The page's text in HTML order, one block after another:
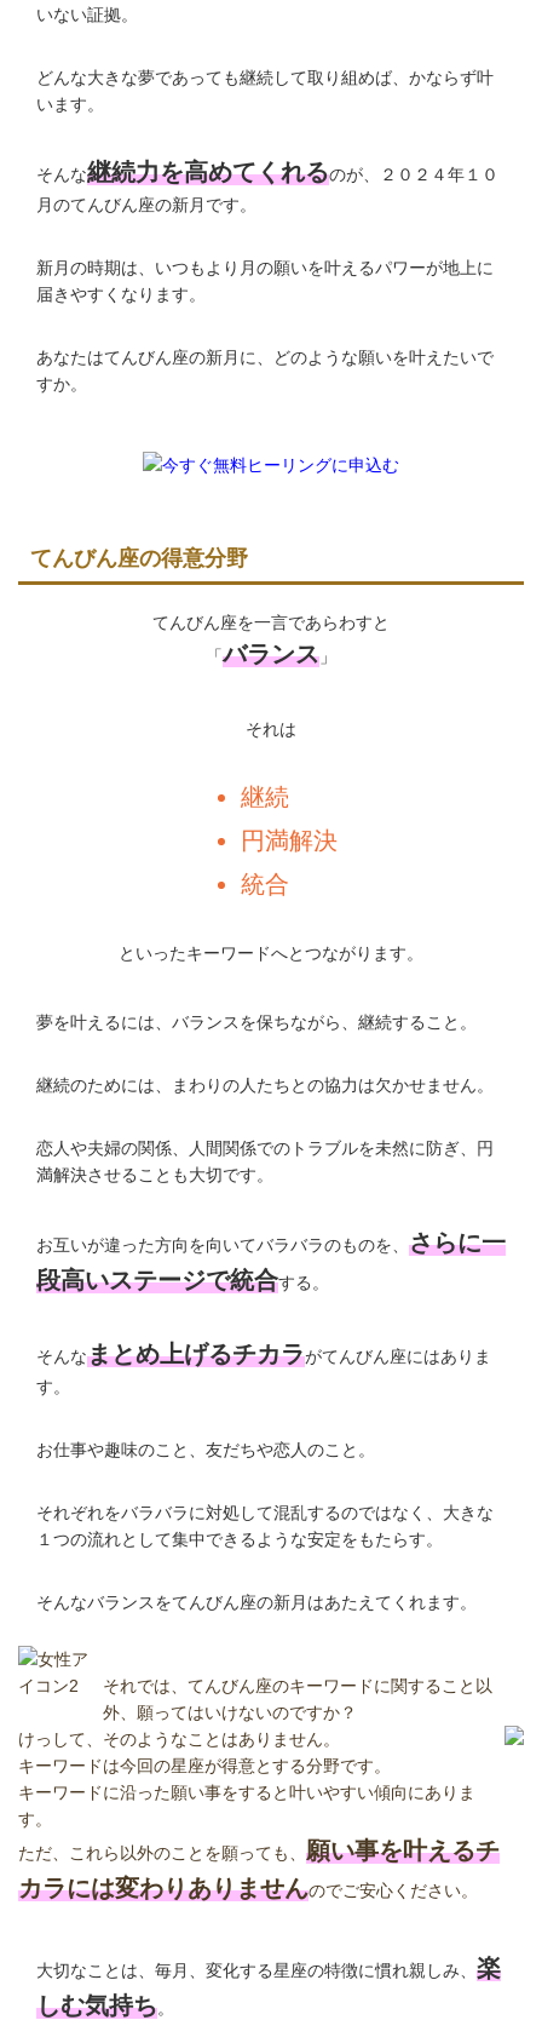
いない証拠。
どんな大きな夢であっても継続して取り組めば、かならず叶
います。
そんな継続力を高めてくれるのが、２０２４年１０
月のてんびん座の新月です。
新月の時期は、いつもより月の願いを叶えるパワーが地上に
届きやすくなります。
あなたはてんびん座の新月に、どのような願いを叶えたいで
すか。
てんびん座の得意分野
てんびん座を一言であらわすと
「バランス 」
それは
継続
円満解決
統合
といったキーワードへとつながります。
夢を叶えるには、バランスを保ちながら、継続すること。
継続のためには、まわりの人たちとの協力は欠かせません。
恋人や夫婦の関係、人間関係でのトラブルを未然に防ぎ、円
満解決させることも大切です。
お互いが違った方向を向いてバラバラのものを、 さらに一
段高いステージで統合する。
そんなまとめ上げるチカラがてんびん座にはありま
す。
お仕事や趣味のこと、友だちや恋人のこと。
それぞれをバラバラに対処して混乱するのではなく、大きな
１つの流れとして集中できるような安定をもたらす。
そんなバランスをてんびん座の新月はあたえてくれます。
それでは、てんびん座のキーワードに関すること以
外、願ってはいけないのですか？
けっして、そのようなことはありません。
キーワードは今回の星座が得意とする分野です。
キーワードに沿った願い事をすると叶いやすい傾向にありま
す。
ただ、これら以外のことを願っても、 願い事を叶えるチ
カラには変わりありませんのでご安心ください。
大切なことは、毎月、変化する星座の特徴に慣れ親しみ、 楽
しむ気持ち。